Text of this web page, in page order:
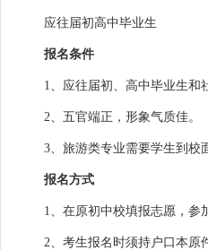
应往届初高中毕业生
报名条件
1、应往届初、高中毕业生和社
2、五官端正，形象气质佳。
3、旅游类专业需要学生到校面
报名方式
1、在原初中校填报志愿，参加
2、考生报名时须持户口本原件